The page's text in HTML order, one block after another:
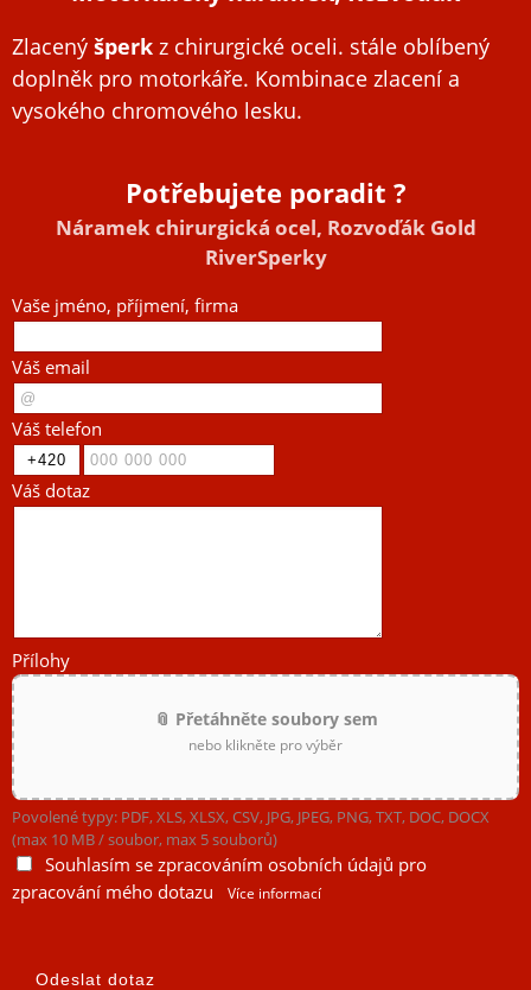
Zlacený šperk z chirurgické oceli. stále oblíbený
doplněk pro motorkáře. Kombinace zlacení a
vysokého chromového lesku.
Potřebujete poradit ?
Náramek chirurgická ocel, Rozvoďák Gold
RiverSperky
Vaše jméno, příjmení, firma
Váš email
Váš telefon
Váš dotaz
Přílohy
📎 Přetáhněte soubory sem
nebo klikněte pro výběr
Povolené typy: PDF, XLS, XLSX, CSV, JPG, JPEG, PNG, TXT, DOC, DOCX
(max 10 MB / soubor, max 5 souborů)
Souhlasím se zpracováním osobních údajů pro
zpracování mého dotazu
Více informací